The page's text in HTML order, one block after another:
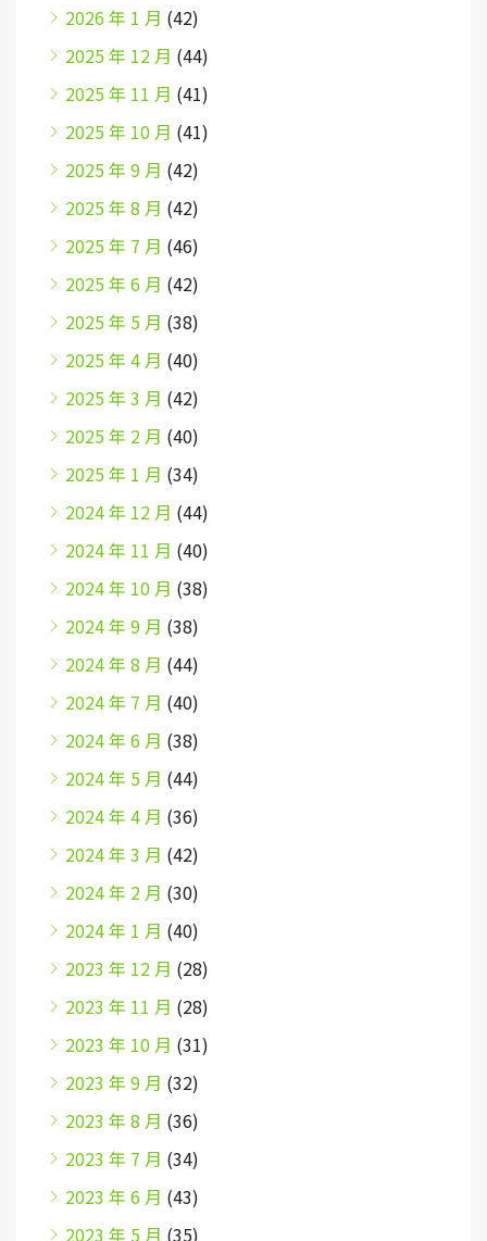
2026 年 1 月 (42)
2025 年 12 月 (44)
2025 年 11 月 (41)
2025 年 10 月 (41)
2025 年 9 月 (42)
2025 年 8 月 (42)
2025 年 7 月 (46)
2025 年 6 月 (42)
2025 年 5 月 (38)
2025 年 4 月 (40)
2025 年 3 月 (42)
2025 年 2 月 (40)
2025 年 1 月 (34)
2024 年 12 月 (44)
2024 年 11 月 (40)
2024 年 10 月 (38)
2024 年 9 月 (38)
2024 年 8 月 (44)
2024 年 7 月 (40)
2024 年 6 月 (38)
2024 年 5 月 (44)
2024 年 4 月 (36)
2024 年 3 月 (42)
2024 年 2 月 (30)
2024 年 1 月 (40)
2023 年 12 月 (28)
2023 年 11 月 (28)
2023 年 10 月 (31)
2023 年 9 月 (32)
2023 年 8 月 (36)
2023 年 7 月 (34)
2023 年 6 月 (43)
2023 年 5 月 (35)